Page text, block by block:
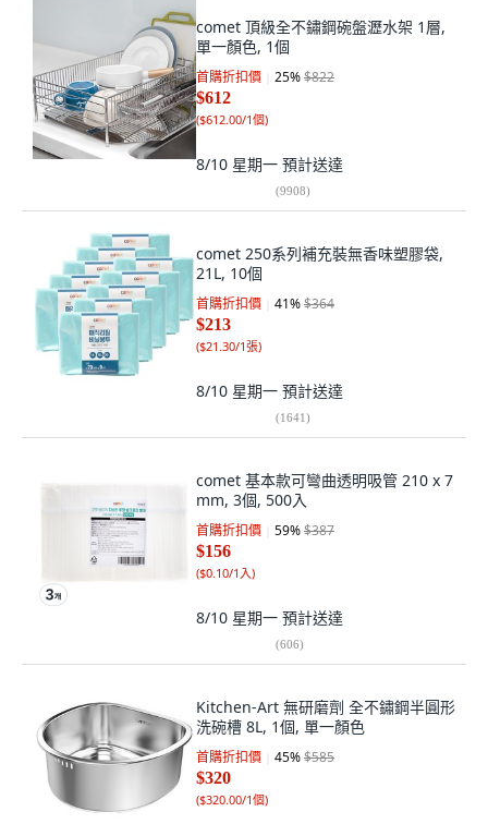
comet 頂級全不鏽鋼碗盤瀝水架 1層,
單一顏色, 1個
首購折扣價 25%$822
$612
($612.00/1個)
8/10 星期一 預計送達
(9908)
comet 250系列補充裝無香味塑膠袋,
21L, 10個
首購折扣價 41%$364
$213
($21.30/1張)
8/10 星期一 預計送達
(1641)
comet 基本款可彎曲透明吸管 210 x 7
mm, 3個, 500入
首購折扣價 59%$387
$156
($0.10/1入)
8/10 星期一 預計送達
(606)
Kitchen-Art 無研磨劑 全不鏽鋼半圓形
洗碗槽 8L, 1個, 單一顏色
首購折扣價 45%$585
$320
($320.00/1個)